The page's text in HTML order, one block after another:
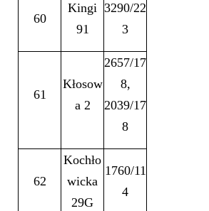
60
Kingi
91
3290/22
3
61
Kłosow
a 2
2657/17
8,
2039/17
8
62
Kochło
wicka
29G
1760/11
4